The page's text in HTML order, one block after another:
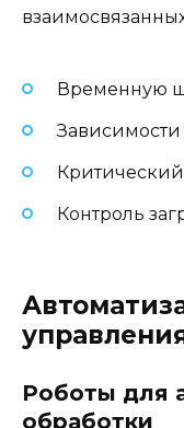
Временную
Критический
Контроль
Роботы для
обработки